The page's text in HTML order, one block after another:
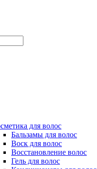
для волос
Бальзамы для волос
Воск для волос
Восстановление волос
Гель для волос